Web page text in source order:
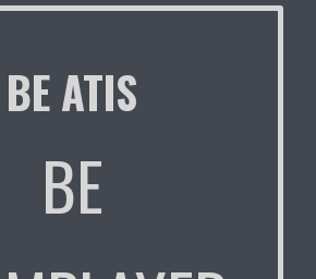
BE ATIS
BE